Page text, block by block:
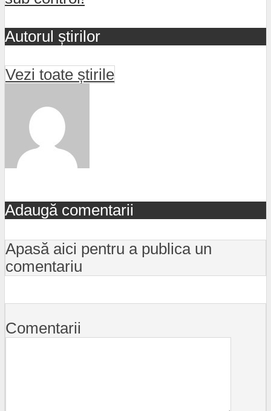
Autorul știrilor
Vezi toate știrile
Adaugă comentarii
Apasă aici pentru a publica un
comentariu
Comentarii